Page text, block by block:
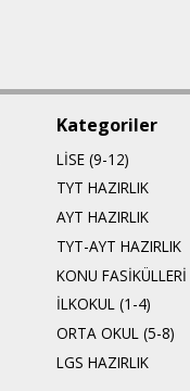
Kategoriler
LİSE (9-12)
TYT HAZIRLIK
AYT HAZIRLIK
TYT-AYT HAZIRLIK
KONU FASİKÜLLERİ
İLKOKUL (1-4)
ORTA OKUL (5-8)
LGS HAZIRLIK